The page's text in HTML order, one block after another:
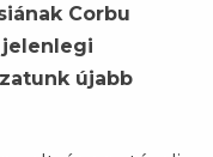
Corbu
jelenlegi
újabb